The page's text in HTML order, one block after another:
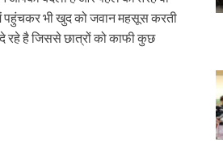
पहुंचकर भी खुद को जवान महसूस करती
रहे है जिससे छात्रों को काफी कुछ